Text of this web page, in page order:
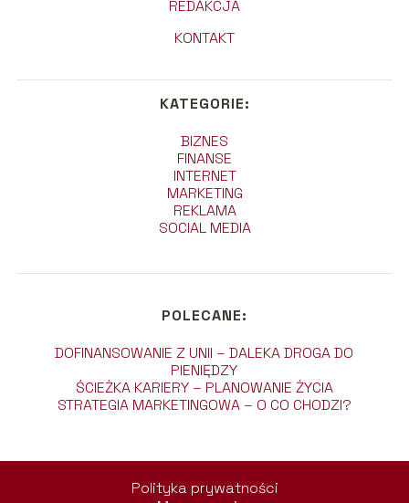
REDAKCJA
KONTAKT
KATEGORIE:
BIZNES
FINANSE
INTERNET
MARKETING
REKLAMA
SOCIAL MEDIA
POLECANE:
DOFINANSOWANIE Z UNII – DALEKA DROGA DO
PIENIĘDZY
ŚCIEŻKA KARIERY – PLANOWANIE ŻYCIA
STRATEGIA MARKETINGOWA – O CO CHODZI?
Polityka prywatności